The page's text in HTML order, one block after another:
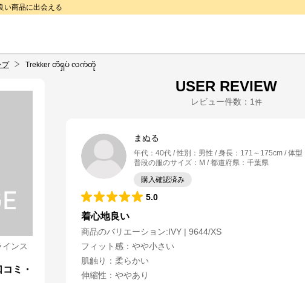
い商品に出会える
プ Trekker တီရှပ် လက်တို
ンス
ミ・
USER REVIEW
レビュー件数： 1 件
まぬる
年代 ： 40代 性別 ： 男性 身長 ： 171～175cm 体型
普段の服のサイズ ： M 都道府県 ： 千葉県
購入確認済み
5.0
着心地良い
商品のバリエーション:IVY | 9644/XS
フィット感 ： やや小さい
肌触り ： 柔らかい
伸縮性 ： ややあり